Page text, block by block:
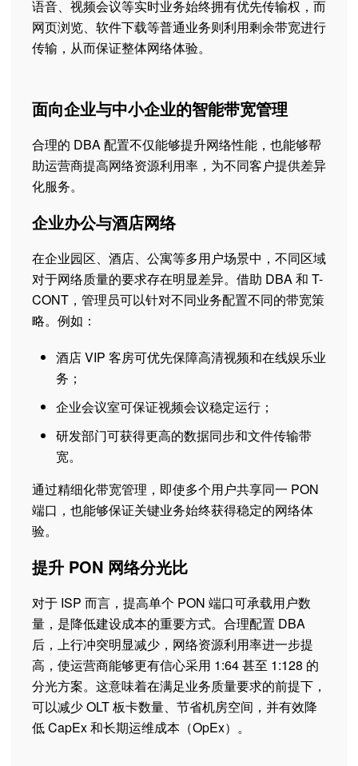
语音、视频会议等实时业务始终拥有优先传输权，而
网页浏览、软件下载等普通业务则利用剩余带宽进行
传输，从而保证整体网络体验。
面向企业与中小企业的智能带宽管理
合理的 DBA 配置不仅能够提升网络性能，也能够帮
助运营商提高网络资源利用率，为不同客户提供差异
化服务。
企业办公与酒店网络
在企业园区、酒店、公寓等多用户场景中，不同区域
对于网络质量的要求存在明显差异。借助 DBA 和 T-
CONT，管理员可以针对不同业务配置不同的带宽策
略。例如：
酒店 VIP 客房可优先保障高清视频和在线娱乐业
务；
企业会议室可保证视频会议稳定运行；
研发部门可获得更高的数据同步和文件传输带
宽。
通过精细化带宽管理，即使多个用户共享同一 PON
端口，也能够保证关键业务始终获得稳定的网络体
验。
提升 PON 网络分光比
对于 ISP 而言，提高单个 PON 端口可承载用户数
量，是降低建设成本的重要方式。合理配置 DBA
后，上行冲突明显减少，网络资源利用率进一步提
高，使运营商能够更有信心采用 1:64 甚至 1:128 的
分光方案。这意味着在满足业务质量要求的前提下，
可以减少 OLT 板卡数量、节省机房空间，并有效降
低 CapEx 和长期运维成本（OpEx）。